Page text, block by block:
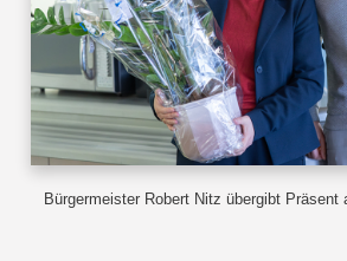
Bürgermeister Robert Nitz übergibt Präsent